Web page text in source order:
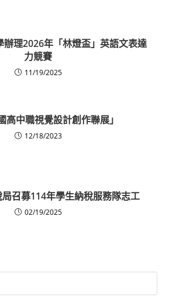
辦理2026年「林燈盃」英語文表達
力競賽
11/19/2025
高中職視覺設計創作聯展」
12/18/2023
召募114年學生納稅服務隊志工
02/19/2025